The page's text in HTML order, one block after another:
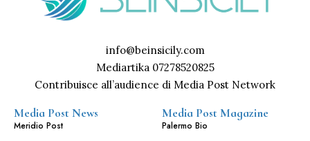
info@beinsicily.com
Mediartika 07278520825
Contribuisce all’audience di Media Post Network
Media Post News
Meridio Post
Media Post Magazine
Palermo Bio